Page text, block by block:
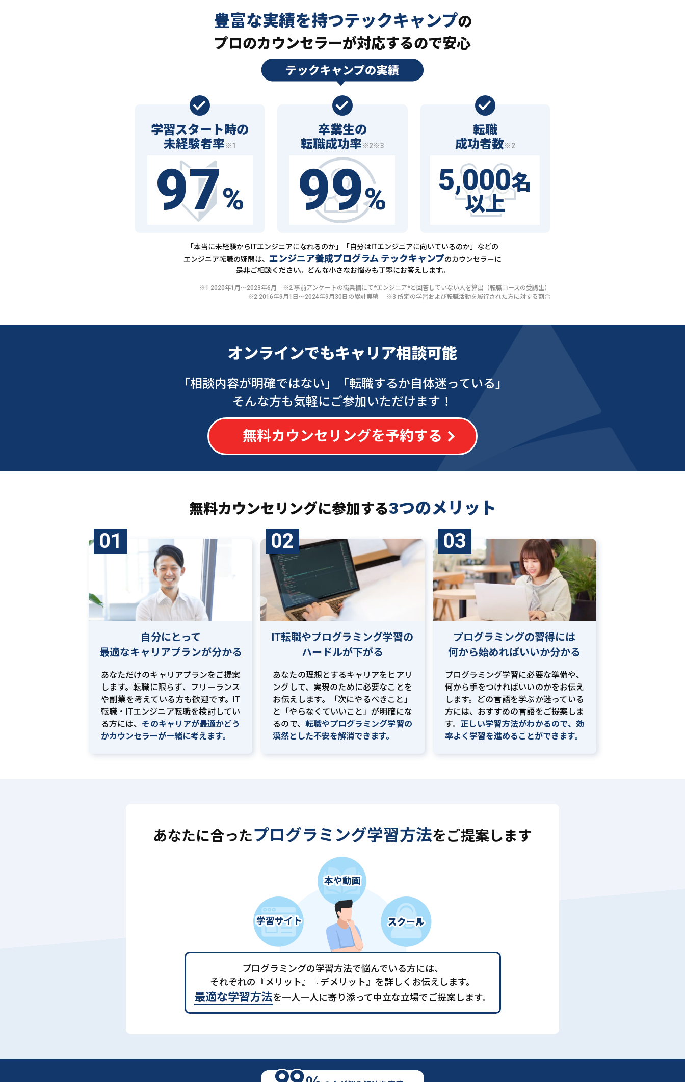
豊富な実績を持つテックキャンプの
プロのカウンセラーが対応するので安心
学習スタート時の
未経験者率※1
97%
卒業生の
転職成功率※2※3
99%
転職
成功者数※2
5,000名
以上
「本当に未経験からITエンジニアになれるのか」「自分はITエンジニアに向いているのか」などの
エンジニア転職の疑問は、 エンジニア養成プログラム テックキャンプのカウンセラーに
是非ご相談ください。どんな小さなお悩みも丁寧にお答えします。
※1 2020年1月〜2023年6月 ※2 事前アンケートの職業欄にて*エンジニア*と回答していない人を算出（転職コースの受講生）
※2 2016年9月1日〜2024年9月30日の累計実績 ※3 所定の学習および転職活動を履行された方に対する割合
オンラインでもキャリア相談可能
「相談内容が明確ではない」
「転職するか自体迷っている」
そんな方も気軽にご参加いただけます！
無料カウンセリングを予約する
無料カウンセリングに参加する3つのメリット
01
自分にとって
最適なキャリアプランが分かる
あなただけのキャリアプランをご提案
します。転職に限らず、フリーランス
や副業を考えている方も歓迎です。IT
転職・ITエンジニア転職を検討してい
る方には、 そのキャリアが最適かどう
かカウンセラーが一緒に考えます。
02
IT転職やプログラミング学習の
ハードルが下がる
あなたの理想とするキャリアをヒアリ
ングして、実現のために必要なことを
お伝えします。「次にやるべきこと」
と「やらなくていいこと」が明確にな
るので、 転職やプログラミング学習の
漠然とした不安を解消できます。
03
プログラミングの習得には
何から始めればいいか分かる
プログラミング学習に必要な準備や、
何から手をつければいいのかをお伝え
します。どの言語を学ぶか迷っている
方には、おすすめの言語をご提案しま
す。 正しい学習方法がわかるので、効
率よく学習を進めることができます。
あなたに合ったプログラミング学習方法をご提案します
プログラミングの学習方法で悩んでいる方には、
それぞれの『メリット』『デメリット』を詳しくお伝えします。
最適な学習方法を一人一人に寄り添って中立な立場でご提案します。